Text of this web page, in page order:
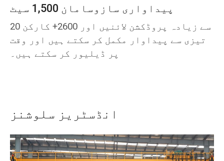
پیداواری سازوسامان 1,500 سیٹ
20 سے زیادہ پروڈکشن لائنیں اور 2600+ کارکن
تیزی سے پیداوار مکمل کر سکتے ہیں اور وقت
پر ڈیلیور کر سکتے ہیں۔
انڈسٹریز سلوشنز